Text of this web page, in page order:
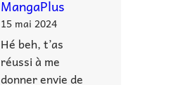
MangaPlus
15 mai 2024
Hé beh, t’as
réussi à me
donner envie de